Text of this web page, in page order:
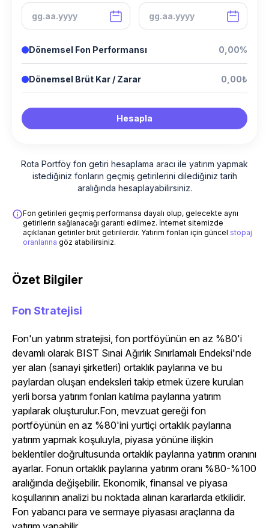
Dönemsel Fon Performansı 0,00%
Dönemsel Brüt Kar / Zarar 0,00₺
Hesapla
Rota Portföy fon getiri hesaplama aracı ile yatırım yapmak
istediğiniz fonların geçmiş getirilerini dilediğiniz tarih
aralığında hesaplayabilirsiniz.
Fon getirileri geçmiş performansa dayalı olup, gelecekte aynı
getirilerin sağlanacağı garanti edilmez. İnternet sitemizde
açıklanan getiriler brüt getirilerdir. Yatırım fonları için güncel stopaj
oranlarına göz atabilirsiniz.
Özet Bilgiler
Fon Stratejisi
Fon'un yatırım stratejisi, fon portföyünün en az %80'i
devamlı olarak BIST Sınai Ağırlık Sınırlamalı Endeksi'nde
yer alan (sanayi şirketleri) ortaklık paylarına ve bu
paylardan oluşan endeksleri takip etmek üzere kurulan
yerli borsa yatırım fonları katılma paylarına yatırım
yapılarak oluşturulur.Fon, mevzuat gereği fon
portföyünün en az %80'ini yurtiçi ortaklık paylarına
yatırım yapmak koşuluyla, piyasa yönüne ilişkin
beklentiler doğrultusunda ortaklık paylarına yatırım oranını
ayarlar. Fonun ortaklık paylarına yatırım oranı %80-%100
aralığında değişebilir. Ekonomik, finansal ve piyasa
koşullarının analizi bu noktada alınan kararlarda etkilidir.
Fon yabancı para ve sermaye piyasası araçlarına da